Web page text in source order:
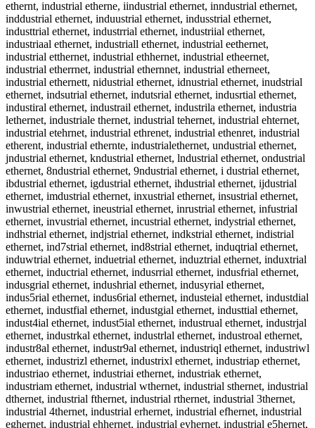
ethernt, industrial etherne, iindustrial ethernet, inndustrial ethernet,
inddustrial ethernet, induustrial ethernet, indusstrial ethernet,
industtrial ethernet, industrrial ethernet, industriial ethernet,
industriaal ethernet, industriall ethernet, industrial eethernet,
industrial etthernet, industrial ethhernet, industrial etheernet,
industrial etherrnet, industrial ethernnet, industrial etherneet,
industrial ethernett, nidustrial ethernet, idnustrial ethernet, inudstrial
ethernet, indsutrial ethernet, indutsrial ethernet, indusrtial ethernet,
industiral ethernet, industrail ethernet, industrila ethernet, industria
lethernet, industriale thernet, industrial tehernet, industrial ehternet,
industrial etehrnet, industrial ethrenet, industrial ethenret, industrial
etherent, industrial ethernte, industrialethernet, undustrial ethernet,
jndustrial ethernet, kndustrial ethernet, lndustrial ethernet, ondustrial
ethernet, 8ndustrial ethernet, 9ndustrial ethernet, i dustrial ethernet,
ibdustrial ethernet, igdustrial ethernet, ihdustrial ethernet, ijdustrial
ethernet, imdustrial ethernet, inxustrial ethernet, insustrial ethernet,
inwustrial ethernet, ineustrial ethernet, inrustrial ethernet, infustrial
ethernet, invustrial ethernet, incustrial ethernet, indystrial ethernet,
indhstrial ethernet, indjstrial ethernet, indkstrial ethernet, indistrial
ethernet, ind7strial ethernet, ind8strial ethernet, induqtrial ethernet,
induwtrial ethernet, induetrial ethernet, induztrial ethernet, induxtrial
ethernet, inductrial ethernet, indusrrial ethernet, indusfrial ethernet,
indusgrial ethernet, indushrial ethernet, indusyrial ethernet,
indus5rial ethernet, indus6rial ethernet, industeial ethernet, industdial
ethernet, industfial ethernet, industgial ethernet, industtial ethernet,
indust4ial ethernet, indust5ial ethernet, industrual ethernet, industrjal
ethernet, industrkal ethernet, industrlal ethernet, industroal ethernet,
industr8al ethernet, industr9al ethernet, industriql ethernet, industriwl
ethernet, industrizl ethernet, industrixl ethernet, industriap ethernet,
industriao ethernet, industriai ethernet, industriak ethernet,
industriam ethernet, industrial wthernet, industrial sthernet, industrial
dthernet, industrial fthernet, industrial rthernet, industrial 3thernet,
industrial 4thernet, industrial erhernet, industrial efhernet, industrial
eghernet, industrial ehhernet, industrial eyhernet, industrial e5hernet,